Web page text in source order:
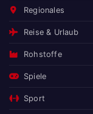
Regionales
Reise & Urlaub
Rohstoffe
Spiele
Sport